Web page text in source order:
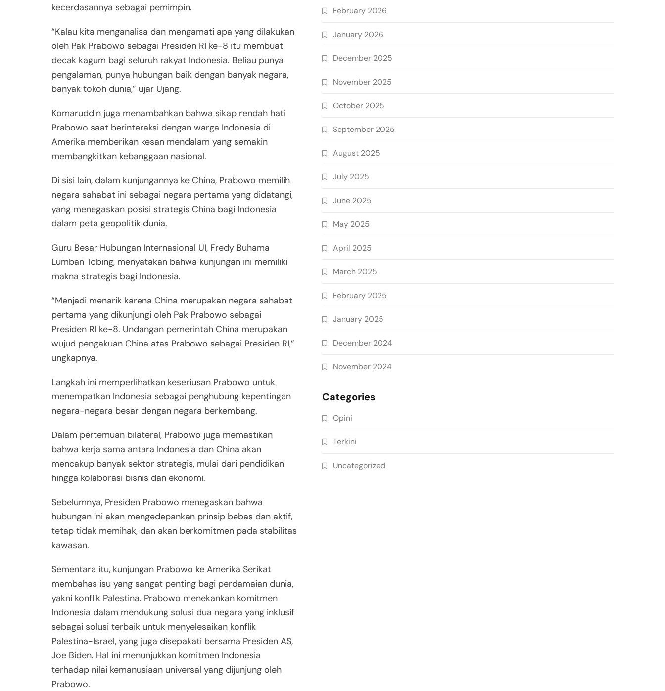
kecerdasannya sebagai pemimpin.
“Kalau kita menganalisa dan mengamati apa yang dilakukan
oleh Pak Prabowo sebagai Presiden RI ke-8 itu membuat
decak kagum bagi seluruh rakyat Indonesia. Beliau punya
pengalaman, punya hubungan baik dengan banyak negara,
banyak tokoh dunia,” ujar Ujang.
Komaruddin juga menambahkan bahwa sikap rendah hati
Prabowo saat berinteraksi dengan warga Indonesia di
Amerika memberikan kesan mendalam yang semakin
membangkitkan kebanggaan nasional.
Di sisi lain, dalam kunjungannya ke China, Prabowo memilih
negara sahabat ini sebagai negara pertama yang didatangi,
yang menegaskan posisi strategis China bagi Indonesia
dalam peta geopolitik dunia.
Guru Besar Hubungan Internasional UI, Fredy Buhama
Lumban Tobing, menyatakan bahwa kunjungan ini memiliki
makna strategis bagi Indonesia.
“Menjadi menarik karena China merupakan negara sahabat
pertama yang dikunjungi oleh Pak Prabowo sebagai
Presiden RI ke-8. Undangan pemerintah China merupakan
wujud pengakuan China atas Prabowo sebagai Presiden RI,”
ungkapnya.
Langkah ini memperlihatkan keseriusan Prabowo untuk
menempatkan Indonesia sebagai penghubung kepentingan
negara-negara besar dengan negara berkembang.
Dalam pertemuan bilateral, Prabowo juga memastikan
bahwa kerja sama antara Indonesia dan China akan
mencakup banyak sektor strategis, mulai dari pendidikan
hingga kolaborasi bisnis dan ekonomi.
Sebelumnya, Presiden Prabowo menegaskan bahwa
hubungan ini akan mengedepankan prinsip bebas dan aktif,
tetap tidak memihak, dan akan berkomitmen pada stabilitas
kawasan.
Sementara itu, kunjungan Prabowo ke Amerika Serikat
membahas isu yang sangat penting bagi perdamaian dunia,
yakni konflik Palestina. Prabowo menekankan komitmen
Indonesia dalam mendukung solusi dua negara yang inklusif
sebagai solusi terbaik untuk menyelesaikan konflik
Palestina-Israel, yang juga disepakati bersama Presiden AS,
Joe Biden. Hal ini menunjukkan komitmen Indonesia
terhadap nilai kemanusiaan universal yang dijunjung oleh
Prabowo.
February 2026
January 2026
December 2025
November 2025
October 2025
September 2025
August 2025
July 2025
June 2025
May 2025
April 2025
March 2025
February 2025
January 2025
December 2024
November 2024
Categories
Opini
Terkini
Uncategorized